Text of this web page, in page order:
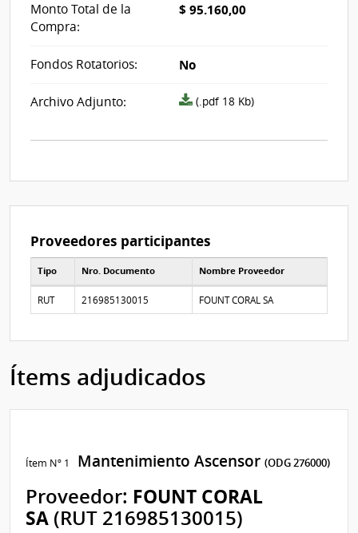
Monto Total de la
Compra:
$ 95.160,00
Fondos Rotatorios: No
Archivo Adjunto:
Archivo
acta_i489898.pdf
(.pdf 18 Kb)
Proveedores participantes
Tipo Nro. Documento Nombre Proveedor
RUT 216985130015 FOUNT CORAL SA
Ítems adjudicados
Ítem Nº 1 Mantenimiento Ascensor(ODG 276000)
Proveedor: FOUNT CORAL
SA (RUT 216985130015)